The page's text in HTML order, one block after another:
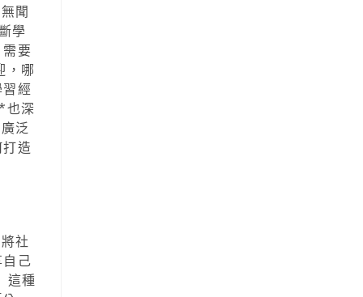
聞
學
要
，哪
經
也深
泛
造
社
己
這種